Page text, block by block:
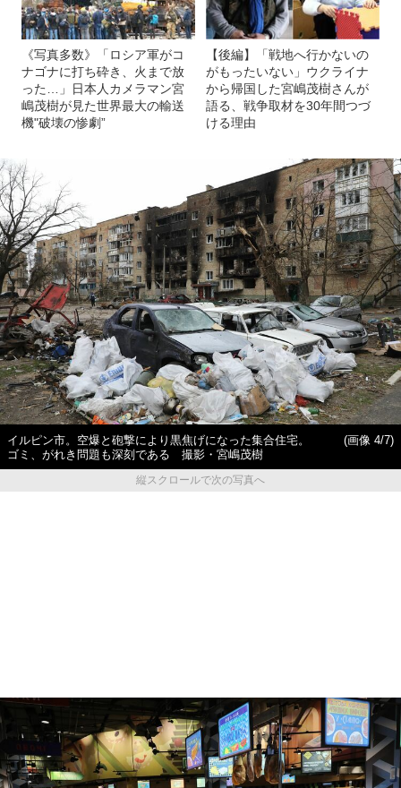
《写真多数》「ロシア軍がコ
ナゴナに打ち砕き、火まで放
った…」日本人カメラマン宮
嶋茂樹が見た世界最大の輸送
機"破壊の惨劇”
【後編】「戦地へ行かないの
がもったいない」ウクライナ
から帰国した宮嶋茂樹さんが
語る、戦争取材を30年間つづ
ける理由
イルピン市。空爆と砲撃により黒焦げになった集合住宅。
ゴミ、がれき問題も深刻である 撮影・宮嶋茂樹
(画像 4/7)
縦スクロールで次の写真へ